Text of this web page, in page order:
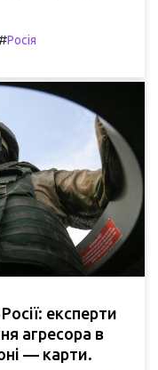
Росія
експерти
агресора в
— карти.